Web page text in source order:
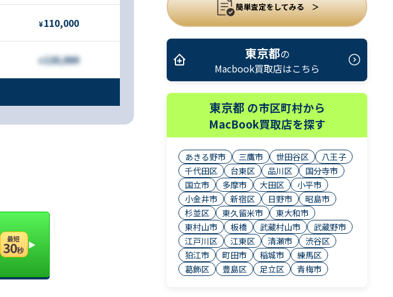
¥110,000
¥120,000
最短
30秒 ▶
簡単査定をしてみる ＞
東京都の
Macbook買取店はこちら
東京都 の市区町村から
MacBook買取店を探す
あきる野市 三鷹市 世田谷区
八王子
千代田区
台東区 品川区
国分寺市
国立市
多摩市 大田区
小平市
小金井市
新宿区 日野市
昭島市
杉並区
東久留米市
東大和市
東村山市
板橋 武蔵村山市
武蔵野市
江戸川区
江東区 清瀬市
渋谷区
狛江市
町田市 稲城市
練馬区
葛飾区
豊島区 足立区 青梅市